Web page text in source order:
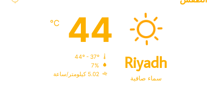
Riyadh
سماء صافية
44
℃
7%
5.02 كيلومتر/ساعة